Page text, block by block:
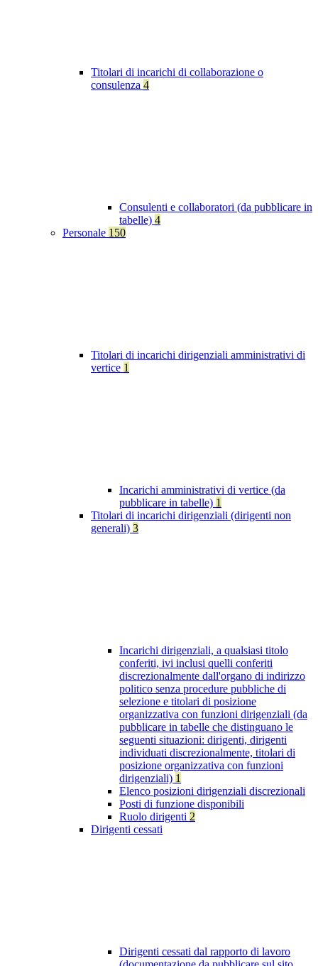
Titolari di incarichi di collaborazione o
consulenza 4
Consulenti e collaboratori (da pubblicare in
tabelle) 4
Personale 150
Titolari di incarichi dirigenziali amministrativi di
vertice 1
Incarichi amministrativi di vertice (da
pubblicare in tabelle) 1
Titolari di incarichi dirigenziali (dirigenti non
generali) 3
Incarichi dirigenziali, a qualsiasi titolo
conferiti, ivi inclusi quelli conferiti
discrezionalmente dall'organo di indirizzo
politico senza procedure pubbliche di
selezione e titolari di posizione
organizzativa con funzioni dirigenziali (da
pubblicare in tabelle che distinguano le
seguenti situazioni: dirigenti, dirigenti
individuati discrezionalmente, titolari di
posizione organizzativa con funzioni
dirigenziali) 1
Elenco posizioni dirigenziali discrezionali
Posti di funzione disponibili
Ruolo dirigenti 2
Dirigenti cessati
Dirigenti cessati dal rapporto di lavoro